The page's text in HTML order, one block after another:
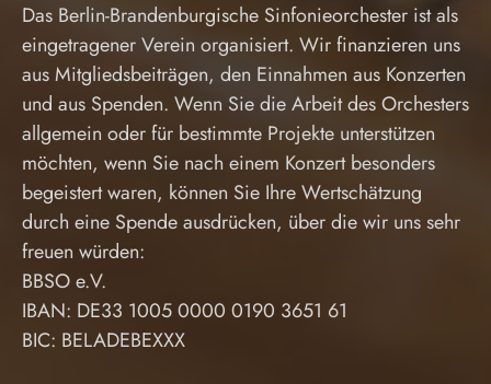
Das Berlin-Brandenburgische Sinfonieorchester ist als
eingetragener Verein organisiert. Wir finanzieren uns
aus Mitgliedsbeiträgen, den Einnahmen aus Konzerten
und aus Spenden. Wenn Sie die Arbeit des Orchesters
allgemein oder für bestimmte Projekte unterstützen
möchten, wenn Sie nach einem Konzert besonders
begeistert waren, können Sie Ihre Wertschätzung
durch eine Spende ausdrücken, über die wir uns sehr
freuen würden:
BBSO e.V.
IBAN: DE33 1005 0000 0190 3651 61
BIC: BELADEBEXXX